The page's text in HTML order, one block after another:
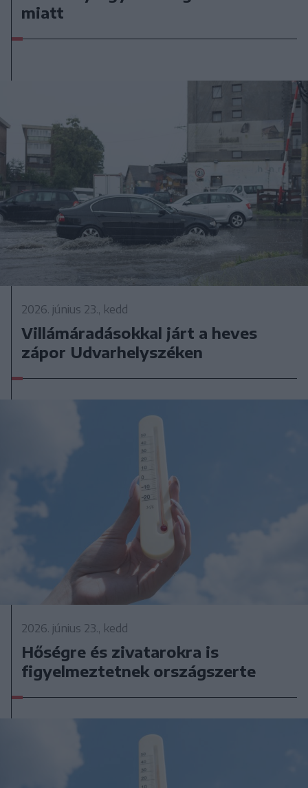
miatt
2026. június 23., kedd
Villámáradásokkal járt a heves
zápor Udvarhelyszéken
2026. június 23., kedd
Hőségre és zivatarokra is
figyelmeztetnek országszerte